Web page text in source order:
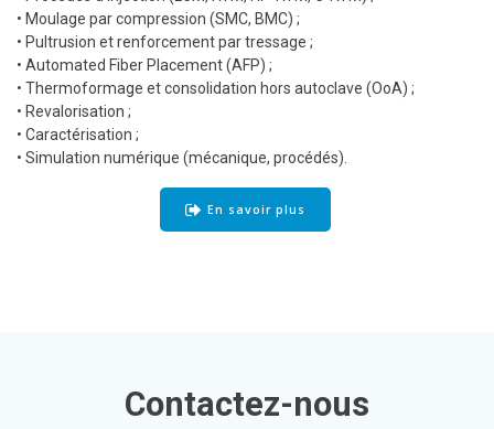
• Moulage par compression (SMC, BMC) ;
• Pultrusion et renforcement par tressage ;
• Automated Fiber Placement (AFP) ;
• Thermoformage et consolidation hors autoclave (OoA) ;
• Revalorisation ;
• Caractérisation ;
• Simulation numérique (mécanique, procédés).
En savoir plus
Contactez-nous